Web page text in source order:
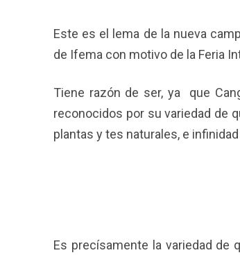
Este es el lema de la nueva
de Ifema con motivo de la Feria
Tiene razón de ser, ya que
reconocidos por su variedad de
plantas y tes naturales, e
Es precísamente la variedad de